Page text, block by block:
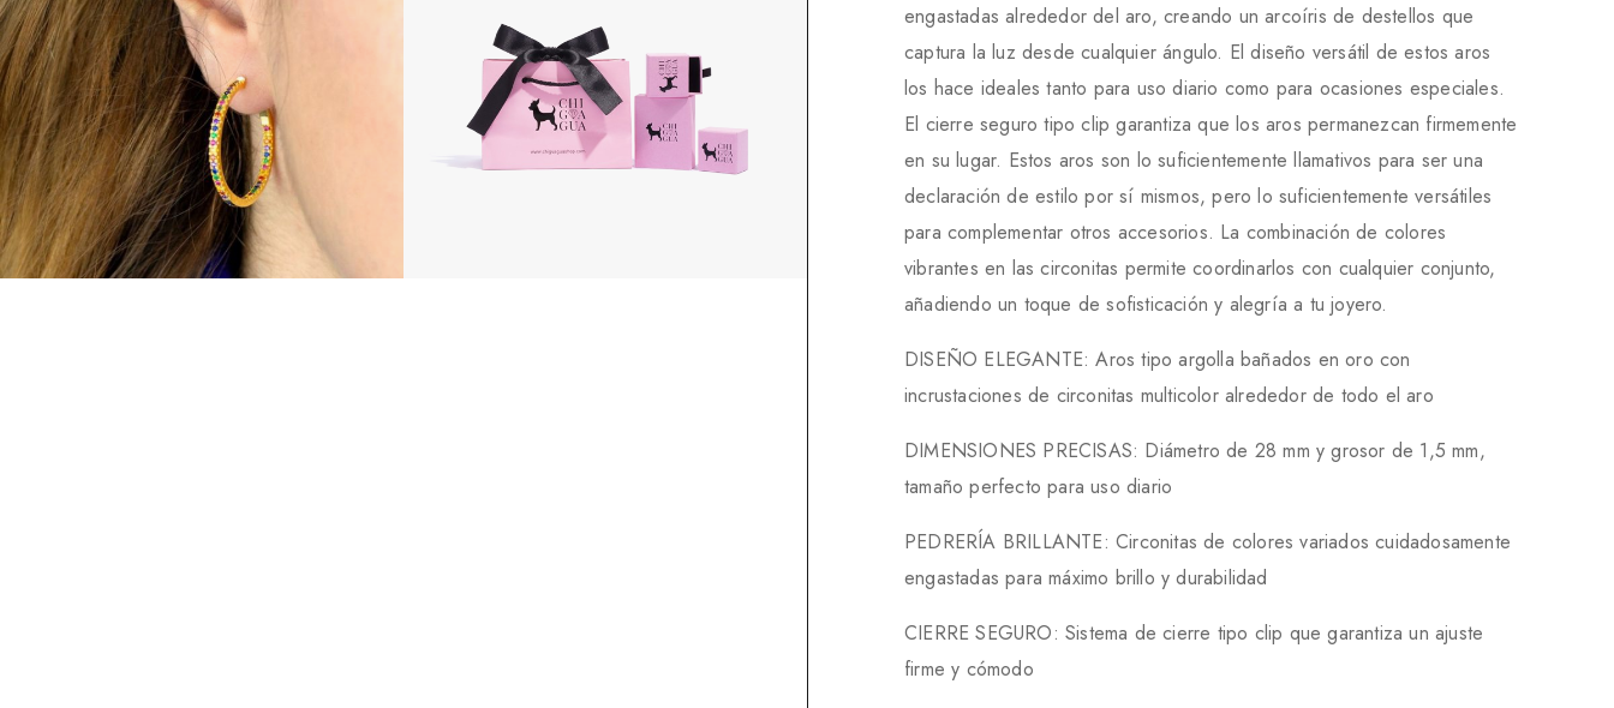
engastadas alrededor del aro, creando un arcoíris de destellos que
captura la luz desde cualquier ángulo. El diseño versátil de estos aros
los hace ideales tanto para uso diario como para ocasiones especiales.
El cierre seguro tipo clip garantiza que los aros permanezcan firmemente
en su lugar. Estos aros son lo suficientemente llamativos para ser una
declaración de estilo por sí mismos, pero lo suficientemente versátiles
para complementar otros accesorios. La combinación de colores
vibrantes en las circonitas permite coordinarlos con cualquier conjunto,
añadiendo un toque de sofisticación y alegría a tu joyero.
DISEÑO ELEGANTE: Aros tipo argolla bañados en oro con
incrustaciones de circonitas multicolor alrededor de todo el aro
DIMENSIONES PRECISAS: Diámetro de 28 mm y grosor de 1,5 mm,
tamaño perfecto para uso diario
PEDRERÍA BRILLANTE: Circonitas de colores variados cuidadosamente
engastadas para máximo brillo y durabilidad
CIERRE SEGURO: Sistema de cierre tipo clip que garantiza un ajuste
firme y cómodo